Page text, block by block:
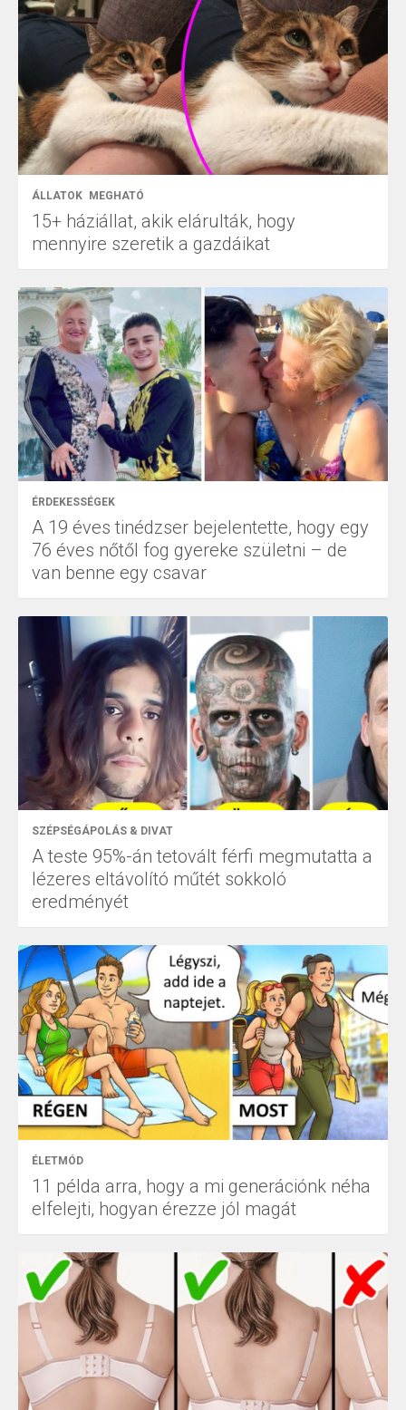
ÁLLATOK MEGHATÓ
15+ háziállat, akik elárulták, hogy
mennyire szeretik a gazdáikat
ÉRDEKESSÉGEK
A 19 éves tinédzser bejelentette, hogy egy
76 éves nőtől fog gyereke születni – de
van benne egy csavar
SZÉPSÉGÁPOLÁS & DIVAT
A teste 95%-án tetovált férfi megmutatta a
lézeres eltávolító műtét sokkoló
eredményét
ÉLETMÓD
11 példa arra, hogy a mi generációnk néha
elfelejti, hogyan érezze jól magát